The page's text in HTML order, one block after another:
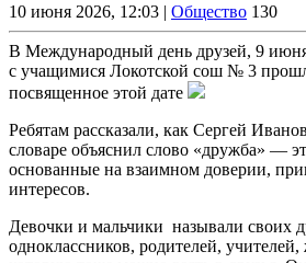
10 июня 2026, 12:03 | Общество 130
В Международный день друзей, 9
с учащимися Локотской сош № 3
посвященное этой дате
Ребятам рассказали, как Сергей
словаре объяснил слово «дружба» —
основанные на взаимном доверии,
интересов.
Девочки и мальчики называли своих
одноклассников, родителей,